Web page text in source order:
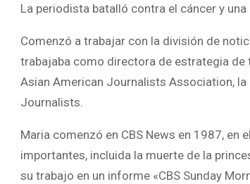
La periodista batalló contra el cáncer y
Comenzó a trabajar con la división de
trabajaba como directora de estrategia de
Asian American Journalists Association,
Journalists.
Maria comenzó en CBS News en 1987,
importantes, incluida la muerte de la
su trabajo en un informe «CBS Sunday